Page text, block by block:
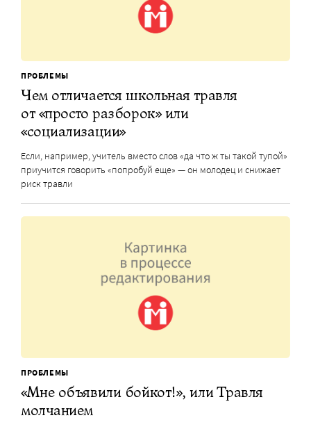
ПРОБЛЕМЫ
Чем отличается школьная травля
от «просто разборок» или
«социализации»
Если, например, учитель вместо слов «да что ж ты такой тупой»
приучится говорить «попробуй еще» — он молодец и снижает
риск травли
ПРОБЛЕМЫ
«Мне объявили бойкот!», или Травля
молчанием